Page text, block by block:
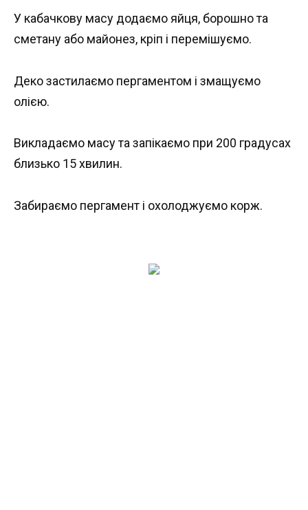
У кабачкову масу додаємо яйця, борошно та
сметану або майонез, кріп і перемішуємо.
Деко застилаємо пергаментом і змащуємо
олією.
Викладаємо масу та запікаємо при 200 градусах
близько 15 хвилин.
Забираємо пергамент і охолоджуємо корж.